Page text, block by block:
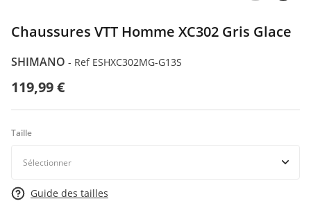
Chaussures VTT Homme XC302 Gris Glace
SHIMANO - Ref ESHXC302MG-G13S
119,99 €
Taille
Guide des tailles